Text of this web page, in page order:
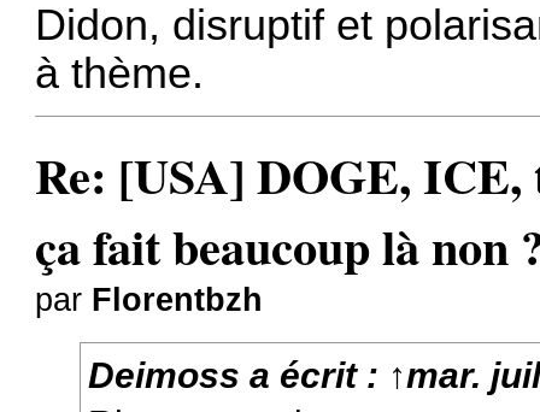
Didon, disruptif et
à thème.
Re: [USA] DOGE,
ça fait beaucoup là non
par Florentbzh
Deimoss a écrit : ↑mar.